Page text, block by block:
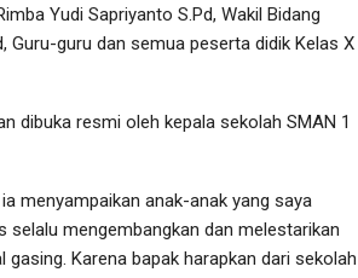
Yudi Sapriyanto S.Pd, Wakil Bidang
Guru-guru dan semua peserta didik Kelas X
dibuka resmi oleh kepala sekolah SMAN 1
menyampaikan anak-anak yang saya
selalu mengembangkan dan melestarikan
gasing. Karena bapak harapkan dari sekolah